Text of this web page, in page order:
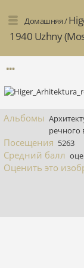
Домашняя/
1940 Uzhny
Альбомы
речного
Посещения 5263
Средний балл
Оценить это